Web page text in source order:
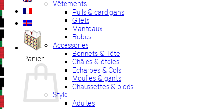
Panier
Vêtements
Pulls & cardigans
Gilets
Manteaux
Robes
Accessories
Bonnets & Tête
Châles & étoles
Echarpes & Cols
Moufles & gants
Chaussettes & pieds
Style
Adultes